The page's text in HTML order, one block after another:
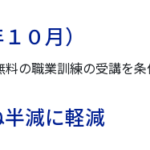
０月）
の職業訓練の受講を条
減に軽減